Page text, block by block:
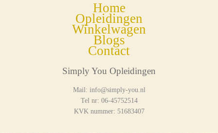
Home
Opleidingen
Winkelwagen
Blogs
Contact
Simply You Opleidingen
Mail: info@simply-you.nl
Tel nr: 06-45752514
KVK nummer: 51683407